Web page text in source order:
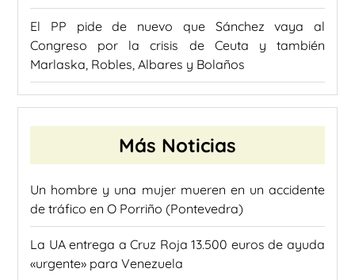
El PP pide de nuevo que Sánchez vaya al
Congreso por la crisis de Ceuta y también
Marlaska, Robles, Albares y Bolaños
Más Noticias
Un hombre y una mujer mueren en un accidente
de tráfico en O Porriño (Pontevedra)
La UA entrega a Cruz Roja 13.500 euros de ayuda
«urgente» para Venezuela